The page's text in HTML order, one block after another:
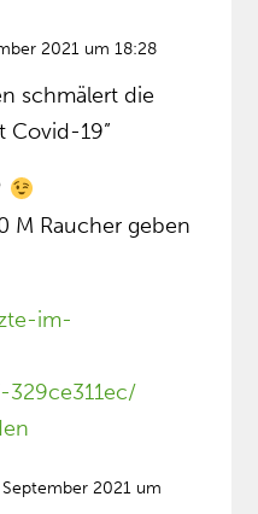
2021 um 18:28
schmälert die
Covid-19”
M Raucher geben
im-
2021 um